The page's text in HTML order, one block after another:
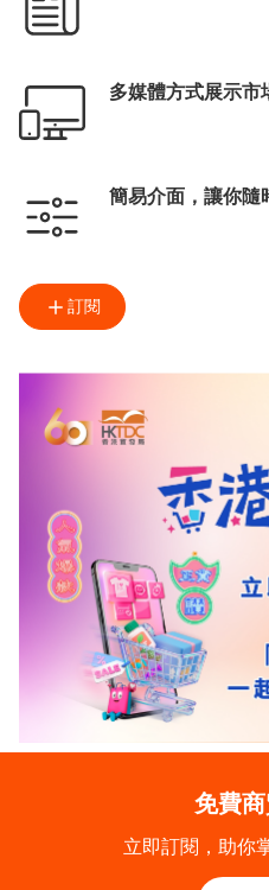
多媒體方式展示市
簡易介面，讓你隨
訂閱
免費
立即訂閱，助你